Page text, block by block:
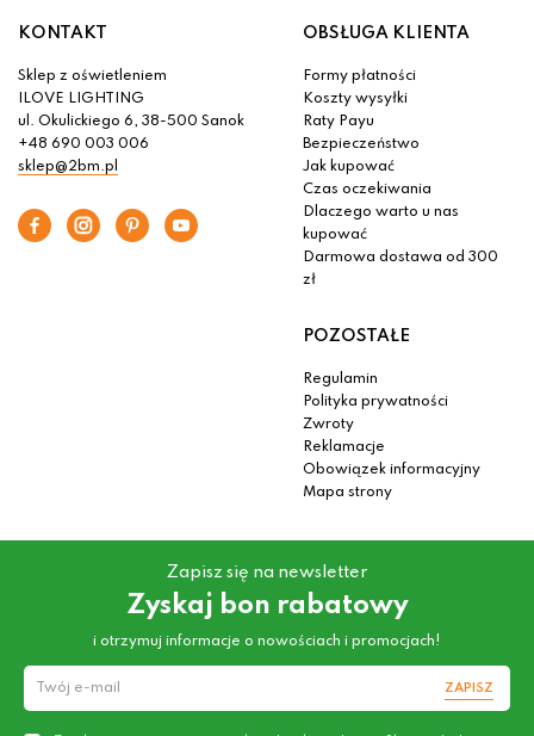
KONTAKT
Sklep z oświetleniem
ILOVE LIGHTING
ul. Okulickiego 6, 38-500 Sanok
+48 690 003 006
sklep@2bm.pl
OBSŁUGA KLIENTA
Formy płatności
Koszty wysyłki
Raty Payu
Bezpieczeństwo
Jak kupować
Czas oczekiwania
Dlaczego warto u nas
kupować
Darmowa dostawa od 300
zł
POZOSTAŁE
Regulamin
Polityka prywatności
Zwroty
Reklamacje
Obowiązek informacyjny
Mapa strony
Zapisz się na newsletter
Zyskaj bon rabatowy
i otrzymuj informacje o nowościach i promocjach!
ZAPISZ